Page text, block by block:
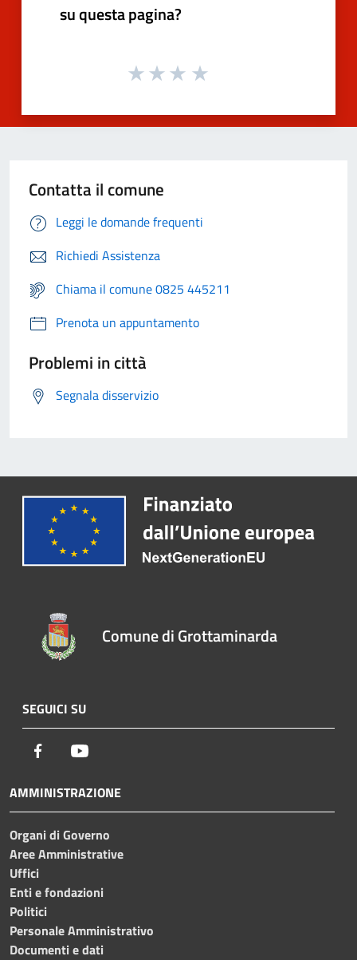
su questa pagina?
Contatta il comune
Leggi le domande frequenti
Richiedi Assistenza
Chiama il comune 0825 445211
Prenota un appuntamento
Problemi in città
Segnala disservizio
Comune di Grottaminarda
SEGUICI SU
Facebook
AMMINISTRAZIONE
Organi di Governo
Aree Amministrative
Uffici
Enti e fondazioni
Politici
Personale Amministrativo
Documenti e dati